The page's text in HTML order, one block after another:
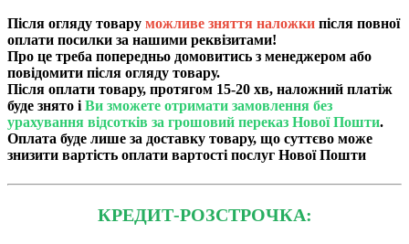
Після огляду товару можливе зняття наложки після повної
оплати посилки за нашими реквізитами!
Про це треба попередньо домовитись з менеджером або
повідомити після огляду товару.
Після оплати товару, протягом 15-20 хв, наложний платіж
буде знято іВи зможете отримати замовлення без
урахування відсотків за грошовий переказ Нової Пошти.
Оплата буде лише за доставку товару, що суттєво може
знизити вартість оплати вартості послуг Нової Пошти
КРЕДИТ-РОЗСТРОЧКА: